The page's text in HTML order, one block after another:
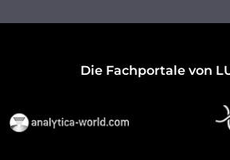
Die Fachportale von